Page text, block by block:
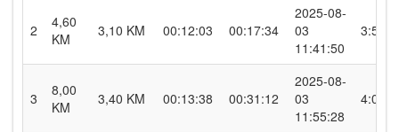
2
4,60
KM
3,10 KM 00:12:03 00:17:34
2025-08-
03
11:41:50
3:53
3
8,00
KM
3,40 KM 00:13:38 00:31:12
2025-08-
03
11:55:28
4:00